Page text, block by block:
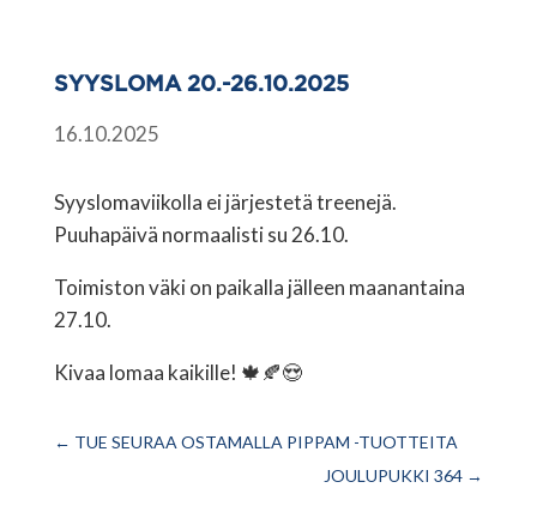
SYYSLOMA 20.-26.10.2025
16.10.2025
Syyslomaviikolla ei järjestetä treenejä.
Puuhapäivä normaalisti su 26.10.
Toimiston väki on paikalla jälleen maanantaina
27.10.
Kivaa lomaa kaikille! 🍁🍂😍
← TUE SEURAA OSTAMALLA PIPPAM -TUOTTEITA
JOULUPUKKI 364 →